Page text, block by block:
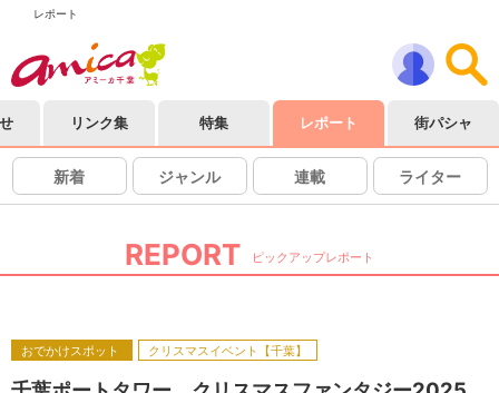
レポート
リンク集 特集 レポート 街パシャ
新着 ジャンル 連載 ライター
REPORT ピックアップレポート
おでかけスポット クリスマスイベント【千葉】